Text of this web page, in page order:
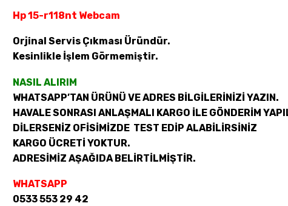
Hp 15-r118nt Webcam
Orjinal Servis Çıkması Üründür.
Kesinlikle İşlem Görmemiştir.
NASIL ALIRIM
WHATSAPP’TAN ÜRÜNÜ VE ADRES BİLGİLERİNİZİ YAZIN.
HAVALE SONRASI ANLAŞMALI KARGO İLE GÖNDERİM
DİLERSENİZ OFİSİMİZDE TEST EDİP ALABİLİRSİNİZ
KARGO ÜCRETİ YOKTUR.
ADRESİMİZ AŞAĞIDA BELİRTİLMİŞTİR.
WHATSAPP
0533 553 29 42